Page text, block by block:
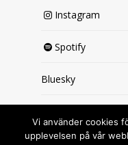
Instagram
Spotify
Bluesky
Vi använder cookies
upplevelsen på vår